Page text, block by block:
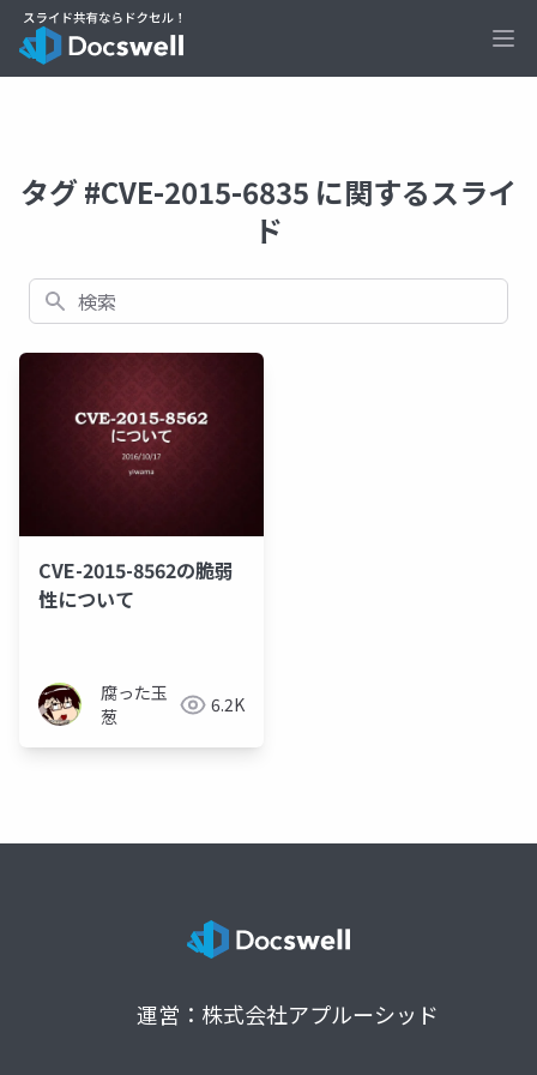
タグ #CVE-2015-6835 に関するスライ
ド
検索
CVE-2015-8562の脆弱
性について
腐った玉
葱
6.2K
運営：株式会社アプルーシッド